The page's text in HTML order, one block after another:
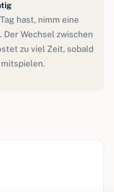
hast, nimm eine
Wechsel zwischen
zu viel Zeit, sobald